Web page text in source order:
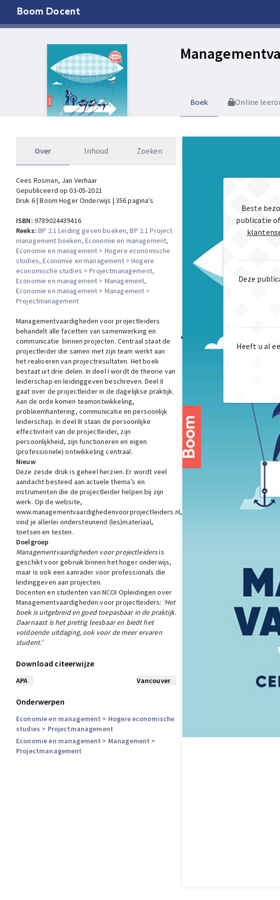
Boom Docent
Boek Online
Over Inhoud Zoeken
Cees Rosman, Jan Verhaar
Gepubliceerd op 03-05-2021
Druk 6 | Boom Hoger Onderwijs | 356 pagina's
ISBN: 9789024439416
Reeks:BP 2.1 Leiding geven boeken, BP 2.1 Project
management boeken, Economie en management,
Economie en management > Hogere economische
studies, Economie en management > Hogere
economische studies > Projectmanagement,
Economie en management > Management,
Economie en management > Management >
Projectmanagement
Managementvaardigheden voor projectleiders
behandelt alle facetten van samenwerking en
communicatie binnen projecten. Centraal staat de
projectleider die samen met zijn team werkt aan
het realiseren van projectresultaten. Het boek
bestaat uit drie delen. In deel I wordt de theorie van
leiderschap en leidinggeven beschreven. Deel II
gaat over de projectleider in de dagelijkse praktijk.
Aan de orde komen teamontwikkeling,
probleemhantering, communicatie en persoonlijk
leiderschap. In deel III staan de persoonlijke
effectiviteit van de projectleider, zijn
persoonlijkheid, zijn functioneren en eigen
(professionele) ontwikkeling centraal.
Nieuw
Deze zesde druk is geheel herzien. Er wordt veel
aandacht besteed aan actuele thema’s en
instrumenten die de projectleider helpen bij zijn
werk. Op de website,
www.managementvaardighedenvoorprojectleiders.nl,
vind je allerlei ondersteunend (les)materiaal,
toetsen en testen.
Doelgroep
Managementvaardigheden voor projectleidersis
geschikt voor gebruik binnen het hoger onderwijs,
maar is ook een aanrader voor professionals die
leidinggeven aan projecten.
Docenten en studenten van NCOI Opleidingen over
Managementvaardigheden voor projectleiders: ‘Het
boek is uitgebreid en goed toepasbaar in de praktijk.
Daarnaast is het prettig leesbaar en biedt het
voldoende uitdaging, ook voor de meer ervaren
student.’
Download citeerwijze
APA Vancouver
Onderwerpen
Economie en management > Hogere economische
studies > Projectmanagement
Economie en management > Management >
Projectmanagement
Beste
publicatie
Deze
Heeft u al